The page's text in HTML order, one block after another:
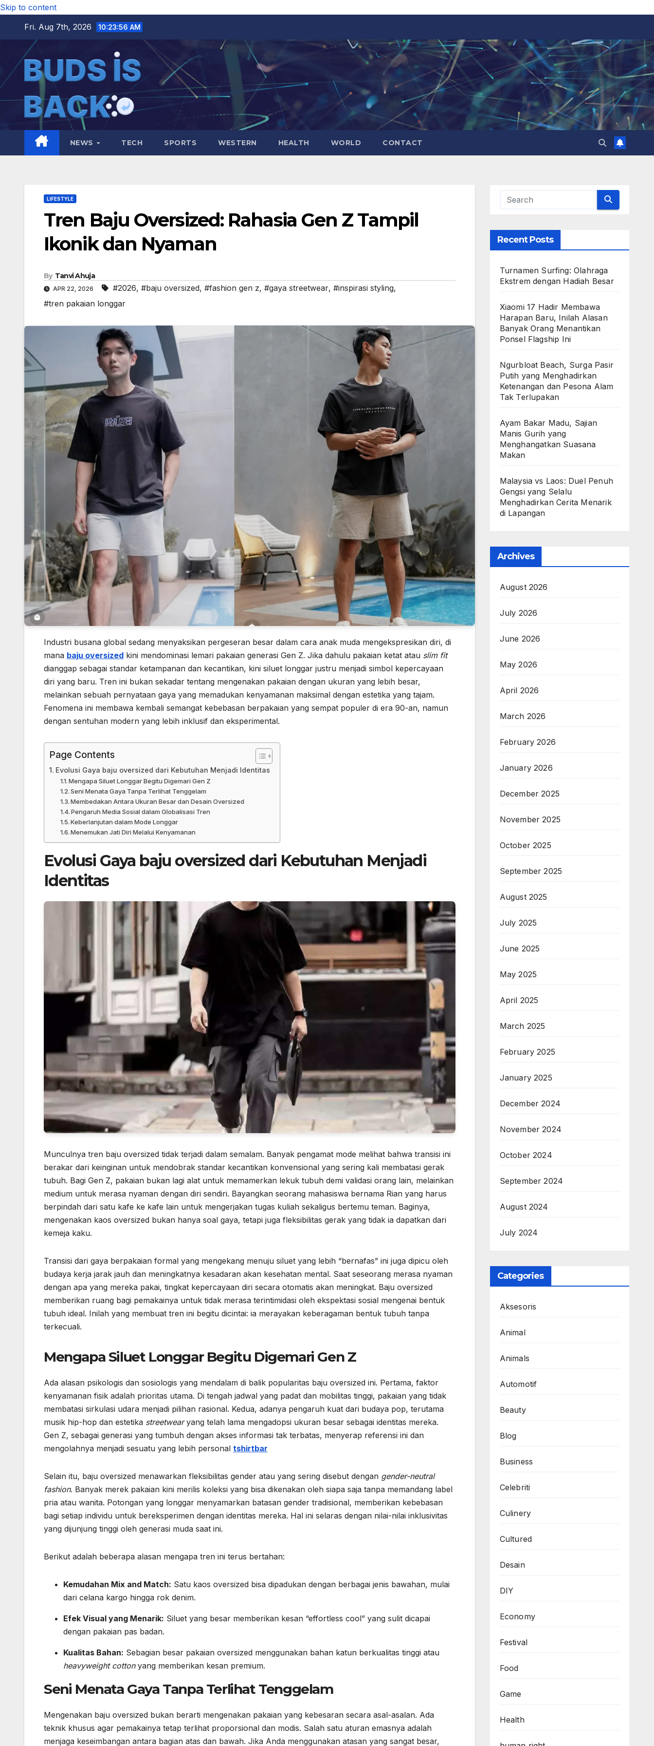
Skip to content
Fri. Aug 7th, 2026
10:23:58 AM
NEWS TECH SPORTS WESTERN HEALTH WORLD CONTACT
LIFESTYLE
Tren Baju Oversized: Rahasia Gen Z Tampil
Ikonik dan Nyaman
By Tanvi Ahuja
APR 22, 2026 #2026, #baju oversized, #fashion gen z, #gaya streetwear, #inspirasi styling,
#tren pakaian longgar
Industri busana global sedang menyaksikan pergeseran besar dalam cara anak muda mengekspresikan diri, di
mana baju oversized kini mendominasi lemari pakaian generasi Gen Z. Jika dahulu pakaian ketat atau slim fit
dianggap sebagai standar ketampanan dan kecantikan, kini siluet longgar justru menjadi simbol kepercayaan
diri yang baru. Tren ini bukan sekadar tentang mengenakan pakaian dengan ukuran yang lebih besar,
melainkan sebuah pernyataan gaya yang memadukan kenyamanan maksimal dengan estetika yang tajam.
Fenomena ini membawa kembali semangat kebebasan berpakaian yang sempat populer di era 90-an, namun
dengan sentuhan modern yang lebih inklusif dan eksperimental.
Page Contents
Evolusi Gaya baju oversized dari Kebutuhan Menjadi Identitas
Mengapa Siluet Longgar Begitu Digemari Gen Z
Seni Menata Gaya Tanpa Terlihat Tenggelam
Membedakan Antara Ukuran Besar dan Desain Oversized
Pengaruh Media Sosial dalam Globalisasi Tren
Keberlanjutan dalam Mode Longgar
Menemukan Jati Diri Melalui Kenyamanan
Evolusi Gaya baju oversized dari Kebutuhan Menjadi
Identitas
Munculnya tren baju oversized tidak terjadi dalam semalam. Banyak pengamat mode melihat bahwa transisi ini
berakar dari keinginan untuk mendobrak standar kecantikan konvensional yang sering kali membatasi gerak
tubuh. Bagi Gen Z, pakaian bukan lagi alat untuk memamerkan lekuk tubuh demi validasi orang lain, melainkan
medium untuk merasa nyaman dengan diri sendiri. Bayangkan seorang mahasiswa bernama Rian yang harus
berpindah dari satu kafe ke kafe lain untuk mengerjakan tugas kuliah sekaligus bertemu teman. Baginya,
mengenakan kaos oversized bukan hanya soal gaya, tetapi juga fleksibilitas gerak yang tidak ia dapatkan dari
kemeja kaku.
Transisi dari gaya berpakaian formal yang mengekang menuju siluet yang lebih “bernafas” ini juga dipicu oleh
budaya kerja jarak jauh dan meningkatnya kesadaran akan kesehatan mental. Saat seseorang merasa nyaman
dengan apa yang mereka pakai, tingkat kepercayaan diri secara otomatis akan meningkat. Baju oversized
memberikan ruang bagi pemakainya untuk tidak merasa terintimidasi oleh ekspektasi sosial mengenai bentuk
tubuh ideal. Inilah yang membuat tren ini begitu dicintai: ia merayakan keberagaman bentuk tubuh tanpa
terkecuali.
Mengapa Siluet Longgar Begitu Digemari Gen Z
Ada alasan psikologis dan sosiologis yang mendalam di balik popularitas baju oversized ini. Pertama, faktor
kenyamanan fisik adalah prioritas utama. Di tengah jadwal yang padat dan mobilitas tinggi, pakaian yang tidak
membatasi sirkulasi udara menjadi pilihan rasional. Kedua, adanya pengaruh kuat dari budaya pop, terutama
musik hip-hop dan estetika streetwearyang telah lama mengadopsi ukuran besar sebagai identitas mereka.
Gen Z, sebagai generasi yang tumbuh dengan akses informasi tak terbatas, menyerap referensi ini dan
mengolahnya menjadi sesuatu yang lebih personal tshirtbar
Selain itu, baju oversized menawarkan fleksibilitas gender atau yang sering disebut dengan gender-neutral
fashion. Banyak merek pakaian kini merilis koleksi yang bisa dikenakan oleh siapa saja tanpa memandang label
pria atau wanita. Potongan yang longgar menyamarkan batasan gender tradisional, memberikan kebebasan
bagi setiap individu untuk bereksperimen dengan identitas mereka. Hal ini selaras dengan nilai-nilai inklusivitas
yang dijunjung tinggi oleh generasi muda saat ini.
Berikut adalah beberapa alasan mengapa tren ini terus bertahan:
Kemudahan Mix and Match: Satu kaos oversized bisa dipadukan dengan berbagai jenis bawahan, mulai
dari celana kargo hingga rok denim.
Efek Visual yang Menarik: Siluet yang besar memberikan kesan “effortless cool” yang sulit dicapai
dengan pakaian pas badan.
Kualitas Bahan: Sebagian besar pakaian oversized menggunakan bahan katun berkualitas tinggi atau
heavyweight cottonyang memberikan kesan premium.
Seni Menata Gaya Tanpa Terlihat Tenggelam
Mengenakan baju oversized bukan berarti mengenakan pakaian yang kebesaran secara asal-asalan. Ada
teknik khusus agar pemakainya tetap terlihat proporsional dan modis. Salah satu aturan emasnya adalah
menjaga keseimbangan antara bagian atas dan bawah. Jika Anda menggunakan atasan yang sangat besar,
Recent Posts
Turnamen Surfing: Olahraga
Ekstrem dengan Hadiah Besar
Xiaomi 17 Hadir Membawa
Harapan Baru, Inilah Alasan
Banyak Orang Menantikan
Ponsel Flagship Ini
Ngurbloat Beach, Surga Pasir
Putih yang Menghadirkan
Ketenangan dan Pesona Alam
Tak Terlupakan
Ayam Bakar Madu, Sajian
Manis Gurih yang
Menghangatkan Suasana
Makan
Malaysia vs Laos: Duel Penuh
Gengsi yang Selalu
Menghadirkan Cerita Menarik
di Lapangan
Archives
August 2026
July 2026
June 2026
May 2026
April 2026
March 2026
February 2026
January 2026
December 2025
November 2025
October 2025
September 2025
August 2025
July 2025
June 2025
May 2025
April 2025
March 2025
February 2025
January 2025
December 2024
November 2024
October 2024
September 2024
August 2024
July 2024
Categories
Aksesoris
Animal
Animals
Automotif
Beauty
Blog
Business
Celebriti
Culinery
Cultured
Desain
DIY
Economy
Festival
Food
Game
Health